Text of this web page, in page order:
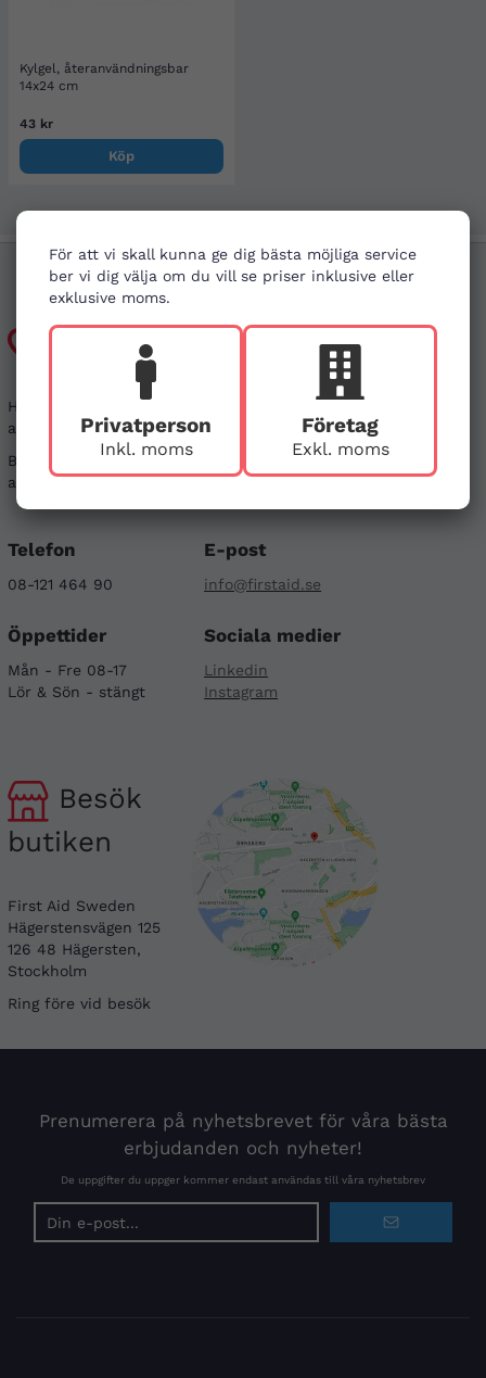
För att vi skall kunna ge dig bästa möjliga service
ber vi dig välja om du vill se priser inklusive eller
exklusive moms.
Privatperson
Inkl. moms
Företag
Exkl. moms
Kylgel, återanvändningsbar
14x24 cm
43 kr
Köp
Kundtjänst
Har du frågor kring din beställning, eller i behov
av vägledning?
Besök gärna våra vanliga frågor
. Det går även bra
att kontakta oss genom alternativen nedan.
Telefon
08-121 464 90
E-post
info@firstaid.se
Öppettider
Mån - Fre 08-17
Lör & Sön - stängt
Sociala medier
Linkedin
Instagram
Besök
butiken
First Aid Sweden
Hägerstensvägen 125
126 48 Hägersten,
Stockholm
Ring före vid besök
Prenumerera på nyhetsbrevet för våra bästa
erbjudanden och nyheter!
De uppgifter du uppger kommer endast användas till våra nyhetsbrev